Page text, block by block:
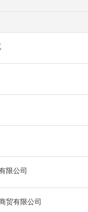
限公司
贸有限公司